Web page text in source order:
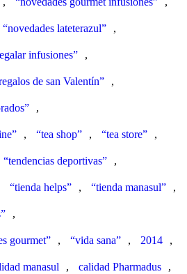
“novedades lateterazul” ,
infusiones” ,
de san Valentín” ,
,
, “tea shop” , “tea store” ,
“tendencias deportivas” ,
“tienda helps” , “tienda manasul” ,
,
gourmet” , “vida sana” , 2014 ,
manasul , calidad Pharmadus ,